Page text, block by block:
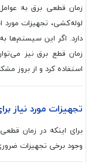
زمان قطعی برق به
لوله‌کشی، تجهیزات
دارد. اگر این سیستم‌ها
زمان قطع برق نیز
استفاده کرد و از بروز
تجهیزات مورد نیاز
برای اینکه در زمان
وجود برخی تجهیزات